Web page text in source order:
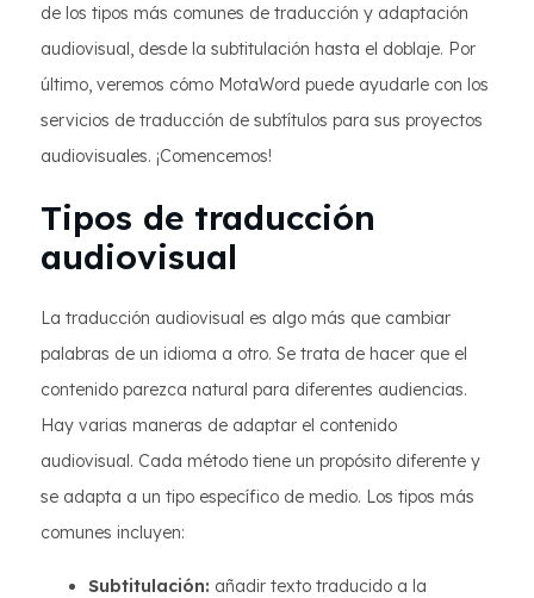
de los tipos más comunes de traducción y adaptación
audiovisual, desde la subtitulación hasta el doblaje. Por
último, veremos cómo MotaWord puede ayudarle con los
servicios de traducción de subtítulos para sus proyectos
audiovisuales. ¡Comencemos!
Tipos de traducción
audiovisual
La traducción audiovisual es algo más que cambiar
palabras de un idioma a otro. Se trata de hacer que el
contenido parezca natural para diferentes audiencias.
Hay varias maneras de adaptar el contenido
audiovisual. Cada método tiene un propósito diferente y
se adapta a un tipo específico de medio. Los tipos más
comunes incluyen:
Subtitulación: añadir texto traducido a la